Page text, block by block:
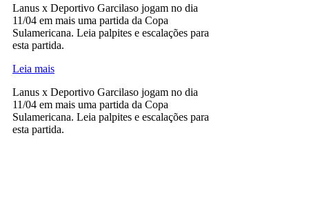
Lanus x Deportivo Garcilaso jogam no dia
11/04 em mais uma partida da Copa
Sulamericana. Leia palpites e escalações para
esta partida.
Leia mais
Lanus x Deportivo Garcilaso jogam no dia
11/04 em mais uma partida da Copa
Sulamericana. Leia palpites e escalações para
esta partida.